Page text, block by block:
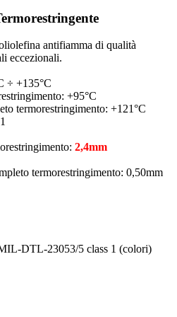
antifiamma di qualità
eccezionali.
÷ +135°C
+95°C
termorestringimento: +121°C
2,4mm
termorestringimento: 0,50mm
DTL-23053/5 class 1 (colori)